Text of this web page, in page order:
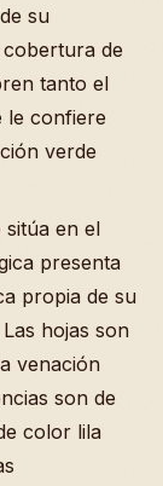
su
de
tanto el
le confiere
verde
sitúa en el
presenta
propia de su
hojas son
venación
son de
color lila